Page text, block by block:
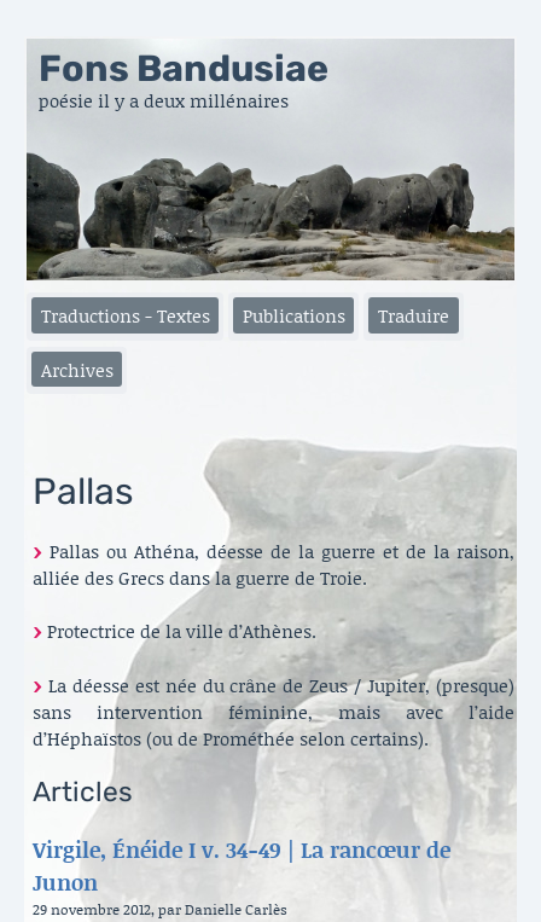
Fons Bandusiae
poésie il y a deux millénaires
Traductions - Textes Publications Traduire
Archives
Pallas
Pallas ou Athéna, déesse de la guerre et de la raison,
alliée des Grecs dans la guerre de Troie.
Protectrice de la ville d’Athènes.
La déesse est née du crâne de Zeus / Jupiter, (presque)
sans intervention féminine, mais avec l’aide
d’Héphaïstos (ou de Prométhée selon certains).
Articles
Virgile, Énéide I v. 34-49 | La rancœur de
Junon
29 novembre 2012, par Danielle Carlès